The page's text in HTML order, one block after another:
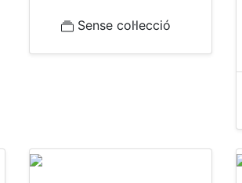
Sense col·lecció